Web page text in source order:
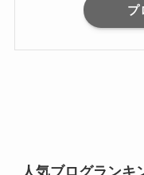
プ
人気ブログランキ